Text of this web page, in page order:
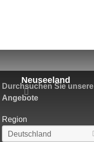
Neuseeland
Durchsuchen Sie unsere
Angebote
Region